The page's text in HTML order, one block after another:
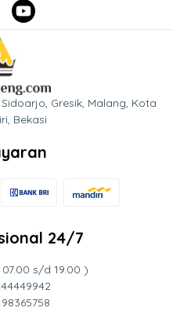
Gresik, Malang, Kota
Bekasi
24/7
07.00 s/d 19.00 )